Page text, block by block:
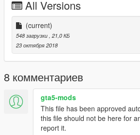
All Versions
(current)
548 загрузки , 21,0 КБ
23 октября 2018
8 комментариев
gta5-mods
This file has been approved
this file should not be here for
report it.